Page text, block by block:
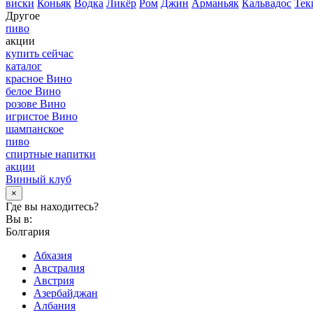
виски Коньяк Водка Ликёр Ром Джин Арманьяк Кальвадос
Другое
пиво
акции
купить сейчас
каталог
красное Вино
белое Вино
розове Вино
игристое Вино
шампанское
пиво
спиртные напитки
акции
Винный клуб
×
Где вы находитесь?
Вы в:
Болгария
Абхазия
Австралия
Австрия
Азербайджан
Албания